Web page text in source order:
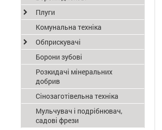
Плуги
Комунальна техніка
Обприскувачі
Борони зубові
Розкидачі мінеральних
добрив
Сінозаготівельна техніка
Мульчувач і подрібнювач,
садові фрези